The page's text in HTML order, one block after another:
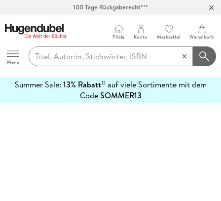
100 Tage Rückgaberecht***
Hugendubel
Menu
Filiale Konto Merkzettel Warenkorb
Summer Sale: 13% Rabatt12auf viele Sortimente mit dem
CodeSOMMER13
erfahren